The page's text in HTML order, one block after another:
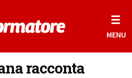
☰
MENU
racconta